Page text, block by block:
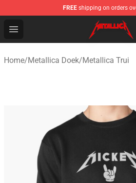
FREE shipping on orders
Open menu
Metallica Store - Official
Home/Metallica Doek/Metallica Trui